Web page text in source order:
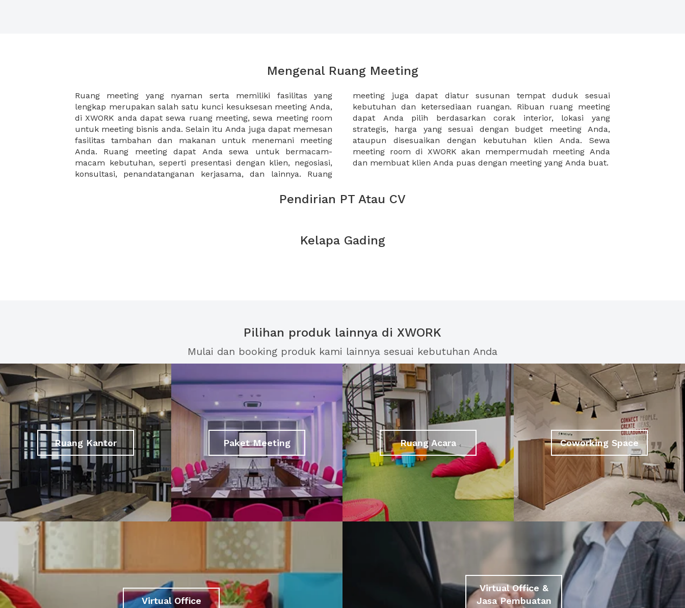
Mengenal Ruang Meeting
Ruang meeting yang nyaman serta memiliki fasilitas yang
lengkap merupakan salah satu kunci kesuksesan meeting Anda,
di XWORK anda dapat sewa ruang meeting, sewa meeting room
untuk meeting bisnis anda. Selain itu Anda juga dapat memesan
fasilitas tambahan dan makanan untuk menemani meeting
Anda. Ruang meeting dapat Anda sewa untuk bermacam-
macam kebutuhan, seperti presentasi dengan klien, negosiasi,
konsultasi, penandatanganan kerjasama, dan lainnya. Ruang
meeting juga dapat diatur susunan tempat duduk sesuai
kebutuhan dan ketersediaan ruangan. Ribuan ruang meeting
dapat Anda pilih berdasarkan corak interior, lokasi yang
strategis, harga yang sesuai dengan budget meeting Anda,
ataupun disesuaikan dengan kebutuhan klien Anda. Sewa
meeting room di XWORK akan mempermudah meeting Anda
dan membuat klien Anda puas dengan meeting yang Anda buat.
Pendirian PT Atau CV
Kelapa Gading
Pilihan produk lainnya di XWORK
Mulai dan booking produk kami lainnya sesuai kebutuhan Anda
Ruang Kantor Paket Meeting Ruang Acara Coworking Space
Virtual Office
Virtual Office &
Jasa Pembuatan